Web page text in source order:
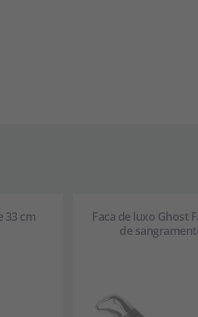
33 cm
Faca de luxo Ghost
de